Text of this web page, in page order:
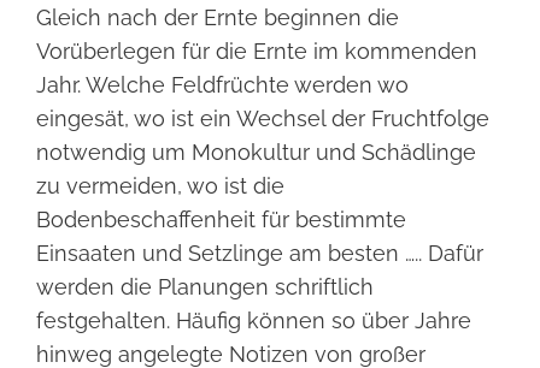
Gleich nach der Ernte beginnen die
Vorüberlegen für die Ernte im kommenden
Jahr. Welche Feldfrüchte werden wo
eingesät, wo ist ein Wechsel der Fruchtfolge
notwendig um Monokultur und Schädlinge
zu vermeiden, wo ist die
Bodenbeschaffenheit für bestimmte
Einsaaten und Setzlinge am besten ….. Dafür
werden die Planungen schriftlich
festgehalten. Häufig können so über Jahre
hinweg angelegte Notizen von großer